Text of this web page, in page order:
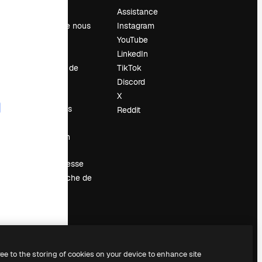
À propos de nous
Tendances de
Événements
Vendre mon
Salle de presse
À la recherche de
Assistance
Instagram
YouTube
LinkedIn
TikTok
Discord
X
Reddit
to the storing of cookies on your device to enhance site